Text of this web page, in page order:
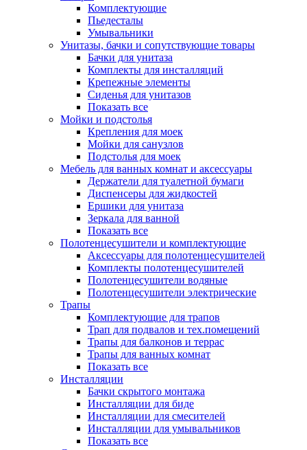
Комплектующие
Пьедесталы
Умывальники
Унитазы, бачки и сопутствующие товары
Бачки для унитаза
Комплекты для инсталляций
Крепежные элементы
Сиденья для унитазов
Показать все
Мойки и подстолья
Крепления для моек
Мойки для санузлов
Подстолья для моек
Мебель для ванных комнат и аксессуары
Держатели для туалетной бумаги
Диспенсеры для жидкостей
Ершики для унитаза
Зеркала для ванной
Показать все
Полотенцесушители и комплектующие
Аксессуары для полотенцесушителей
Комплекты полотенцесушителей
Полотенцесушители водяные
Полотенцесушители электрические
Трапы
Комплектующие для трапов
Трап для подвалов и тех.помещений
Трапы для балконов и террас
Трапы для ванных комнат
Показать все
Инсталляции
Бачки скрытого монтажа
Инсталляции для биде
Инсталляции для смесителей
Инсталляции для умывальников
Показать все